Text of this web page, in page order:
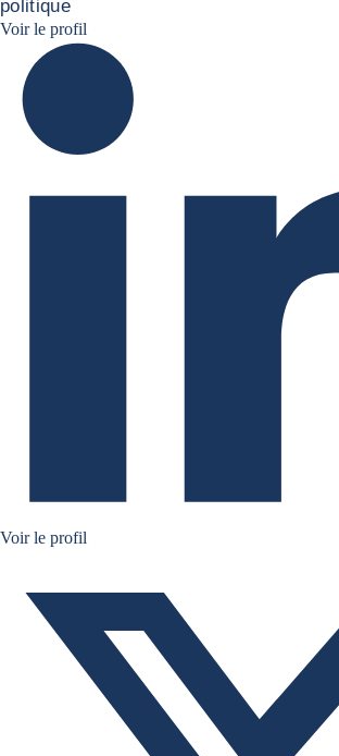
politique
Voir le profil
Voir le profil